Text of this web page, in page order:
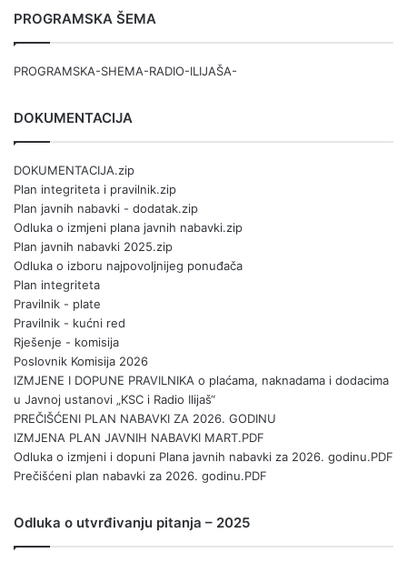
PROGRAMSKA ŠEMA
PROGRAMSKA-SHEMA-RADIO-ILIJAŠA-
DOKUMENTACIJA
DOKUMENTACIJA.zip
Plan integriteta i pravilnik.zip
Plan javnih nabavki - dodatak.zip
Odluka o izmjeni plana javnih nabavki.zip
Plan javnih nabavki 2025.zip
Odluka o izboru najpovoljnijeg ponuđača
Plan integriteta
Pravilnik - plate
Pravilnik - kućni red
Rješenje - komisija
Poslovnik Komisija 2026
IZMJENE I DOPUNE PRAVILNIKA o plaćama, naknadama i dodacima
u Javnoj ustanovi „KSC i Radio Ilijaš“
PREČIŠĆENI PLAN NABAVKI ZA 2026. GODINU
IZMJENA PLAN JAVNIH NABAVKI MART.PDF
Odluka o izmjeni i dopuni Plana javnih nabavki za 2026. godinu.PDF
Prečišćeni plan nabavki za 2026. godinu.PDF
Odluka o utvrđivanju pitanja – 2025